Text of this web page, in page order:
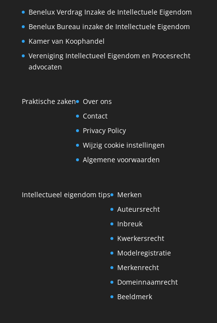
Benelux Verdrag Inzake de Intellectuele Eigendom
Benelux Bureau inzake de Intellectuele Eigendom
Kamer van Koophandel
Vereniging Intellectueel Eigendom en Procesrecht
advocaten
Praktische zaken
Over ons
Contact
Privacy Policy
Wijzig cookie instellingen
Algemene voorwaarden
Intellectueel eigendom tips
Merken
Auteursrecht
Inbreuk
Kwerkersrecht
Modelregistratie
Merkenrecht
Domeinnaamrecht
Beeldmerk